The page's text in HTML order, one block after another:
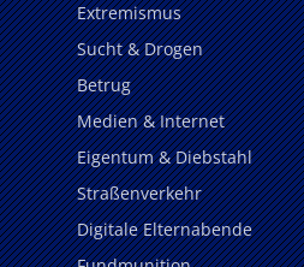
Extremismus
Sucht & Drogen
Betrug
Medien & Internet
Eigentum & Diebstahl
Straßenverkehr
Digitale Elternabende